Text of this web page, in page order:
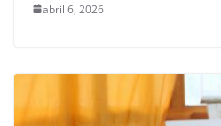
abril 6, 2026